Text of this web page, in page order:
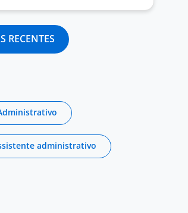
RECENTES
administrativo